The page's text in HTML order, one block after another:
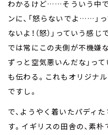
わかるけど……そういう中で
ンに、「怒らないでよ……」
ないよ！（怒）」っていう感じ
では常にこの夫側が不機
ずっと空気悪いんだな」っ
も伝わる。これもオリジナ
ですし。
で、ようやく着いたパディ
す。イギリスの田舎の、素